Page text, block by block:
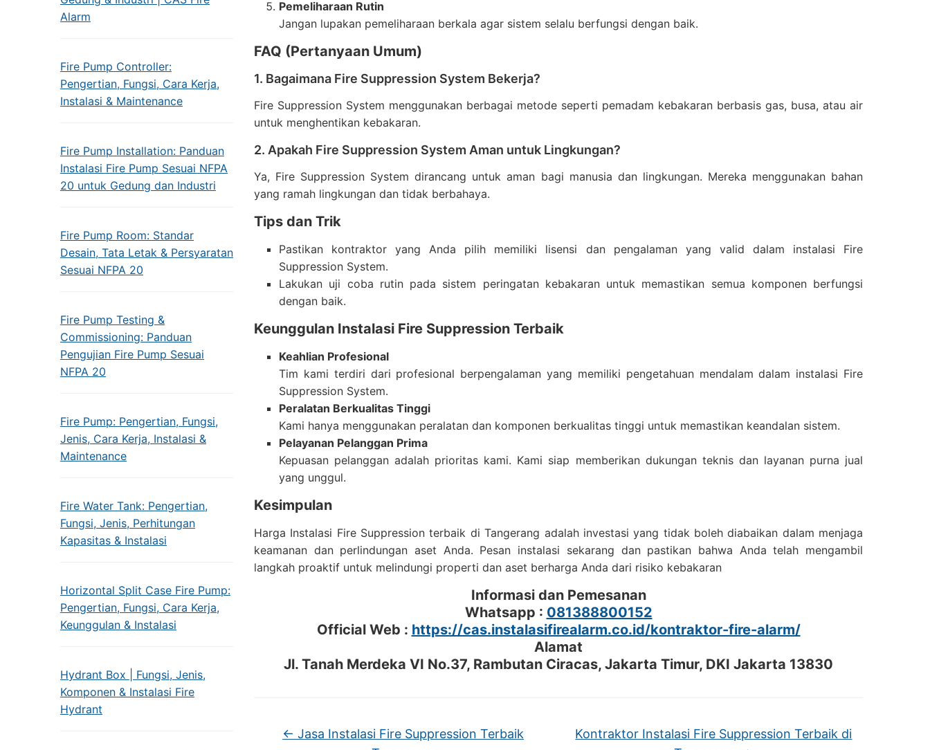
Alarm
Fire Pump Controller:
Pengertian, Fungsi, Cara Kerja,
Instalasi & Maintenance
Fire Pump Installation: Panduan
Instalasi Fire Pump Sesuai NFPA
20 untuk Gedung dan Industri
Fire Pump Room: Standar
Desain, Tata Letak & Persyaratan
Sesuai NFPA 20
Fire Pump Testing &
Commissioning: Panduan
Pengujian Fire Pump Sesuai
NFPA 20
Fire Pump: Pengertian, Fungsi,
Jenis, Cara Kerja, Instalasi &
Maintenance
Fire Water Tank: Pengertian,
Fungsi, Jenis, Perhitungan
Kapasitas & Instalasi
Horizontal Split Case Fire Pump:
Pengertian, Fungsi, Cara Kerja,
Keunggulan & Instalasi
Hydrant Box | Fungsi, Jenis,
Komponen & Instalasi Fire
Hydrant
Pemeliharaan Rutin
Jangan lupakan pemeliharaan berkala agar sistem selalu berfungsi dengan baik.
FAQ (Pertanyaan Umum)
1. Bagaimana Fire Suppression System Bekerja?
Fire Suppression System menggunakan berbagai metode seperti pemadam kebakaran berbasis gas, busa, atau air
untuk menghentikan kebakaran.
2. Apakah Fire Suppression System Aman untuk Lingkungan?
Ya, Fire Suppression System dirancang untuk aman bagi manusia dan lingkungan. Mereka menggunakan bahan
yang ramah lingkungan dan tidak berbahaya.
Tips dan Trik
Pastikan kontraktor yang Anda pilih memiliki lisensi dan pengalaman yang valid dalam instalasi Fire
Suppression System.
Lakukan uji coba rutin pada sistem peringatan kebakaran untuk memastikan semua komponen berfungsi
dengan baik.
Keunggulan Instalasi Fire Suppression Terbaik
Keahlian Profesional
Tim kami terdiri dari profesional berpengalaman yang memiliki pengetahuan mendalam dalam instalasi Fire
Suppression System.
Peralatan Berkualitas Tinggi
Kami hanya menggunakan peralatan dan komponen berkualitas tinggi untuk memastikan keandalan sistem.
Pelayanan Pelanggan Prima
Kepuasan pelanggan adalah prioritas kami. Kami siap memberikan dukungan teknis dan layanan purna jual
yang unggul.
Kesimpulan
Harga Instalasi Fire Suppression terbaik di Tangerang adalah investasi yang tidak boleh diabaikan dalam menjaga
keamanan dan perlindungan aset Anda. Pesan instalasi sekarang dan pastikan bahwa Anda telah mengambil
langkah proaktif untuk melindungi properti dan aset berharga Anda dari risiko kebakaran
Informasi dan Pemesanan
Whatsapp : 081388800152
Official Web : https://cas.instalasifirealarm.co.id/kontraktor-fire-alarm/
Alamat
Jl. Tanah Merdeka VI No.37, Rambutan Ciracas, Jakarta Timur, DKI Jakarta 13830
← Jasa Instalasi Fire Suppression Terbaik
Kontraktor Instalasi Fire Suppression Terbaik di